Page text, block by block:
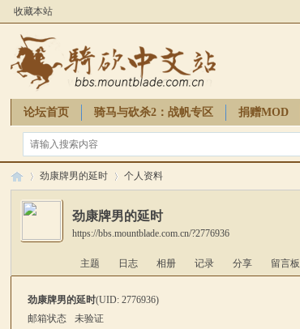
收藏本站
论坛首页 骑马与砍杀2：战帆专区 捐赠MOD
骑砍周边
›
劲康牌男的延时 个人资料
劲康牌男的延时
https://bbs.mountblade.com.cn/?2776936
主题 日志 相册 记录 分享 留言板
劲康牌男的延时(UID: 2776936)
邮箱状态
未验证